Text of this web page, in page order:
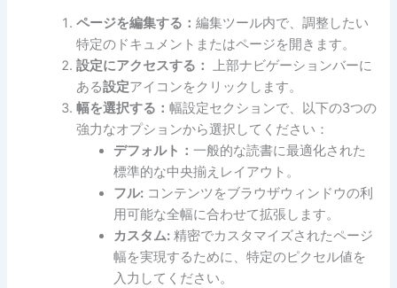
ページを編集する：編集ツール内で、調整したい
特定のドキュメントまたはページを開きます。
設定にアクセスする： 上部ナビゲーションバーに
ある設定アイコンをクリックします。
幅を選択する：幅設定セクションで、以下の3つの
強力なオプションから選択してください：
デフォルト：一般的な読書に最適化された
標準的な中央揃えレイアウト。
フル: コンテンツをブラウザウィンドウの利
用可能な全幅に合わせて拡張します。
カスタム: 精密でカスタマイズされたページ
幅を実現するために、特定のピクセル値を
入力してください。